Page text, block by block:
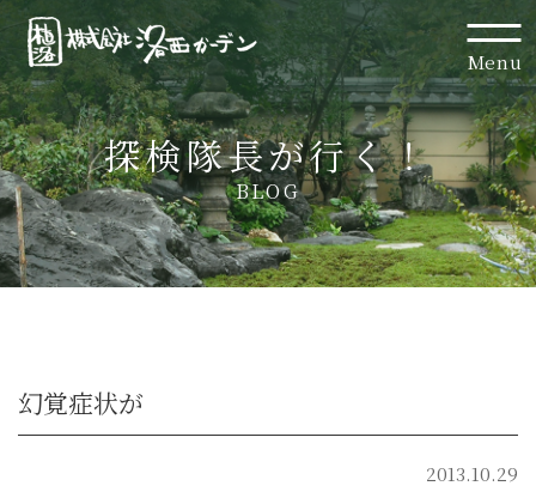
Menu
探検隊長が行く！
BLOG
幻覚症状が
2013.10.29